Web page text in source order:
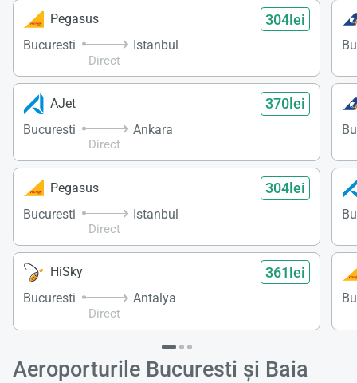
Pegasus 304lei
Bucuresti
Direct
Istanbul
AJet 370lei
Bucuresti
Direct
Ankara
Pegasus 304lei
Bucuresti
Direct
Istanbul
HiSky 361lei
Bucuresti
Direct
Antalya
Aeroporturile Bucuresti și Baia